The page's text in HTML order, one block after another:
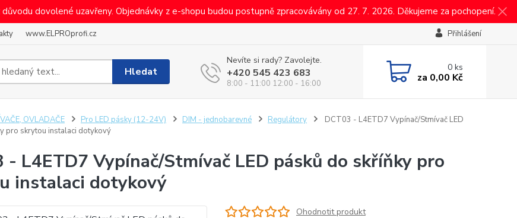
dovolené uzavřeny. Objednávky z e-shopu budou postupně zpracovávány od 27. 7. 2026. Děkujeme za pochopení.
www.ELPROprofi.cz Přihlášení
Hledat
Nevíte si rady? Zavolejte.
+420 545 423 683
8:00 - 11:00 12:00 - 16:00
0ks
za 0,00 Kč
OVLADAČE Pro LED pásky (12-24V) DIM - jednobarevné Regulátory
DCT03 - L4ETD7 Vypínač/Stmívač LED
pro skrytou instalaci dotykový
- L4ETD7 Vypínač/Stmívač LED pásků do skříňky pro
instalaci dotykový
Ohodnotit produkt